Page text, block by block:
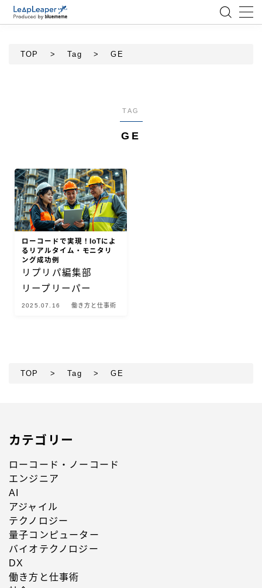
アジャイル
テクノロジー
BlueMeme
TOP > Tag > GE
TAG
GE
ローコードで実現！IoTによ
るリアルタイム・モニタリ
ング成功例
2025.07.16 働き方と仕事術
リプリパ編集部
リープリーパー
TOP > Tag > GE
カテゴリー
ローコード・ノーコード
エンジニア
AI
アジャイル
テクノロジー
量子コンピューター
バイオテクノロジー
DX
働き方と仕事術